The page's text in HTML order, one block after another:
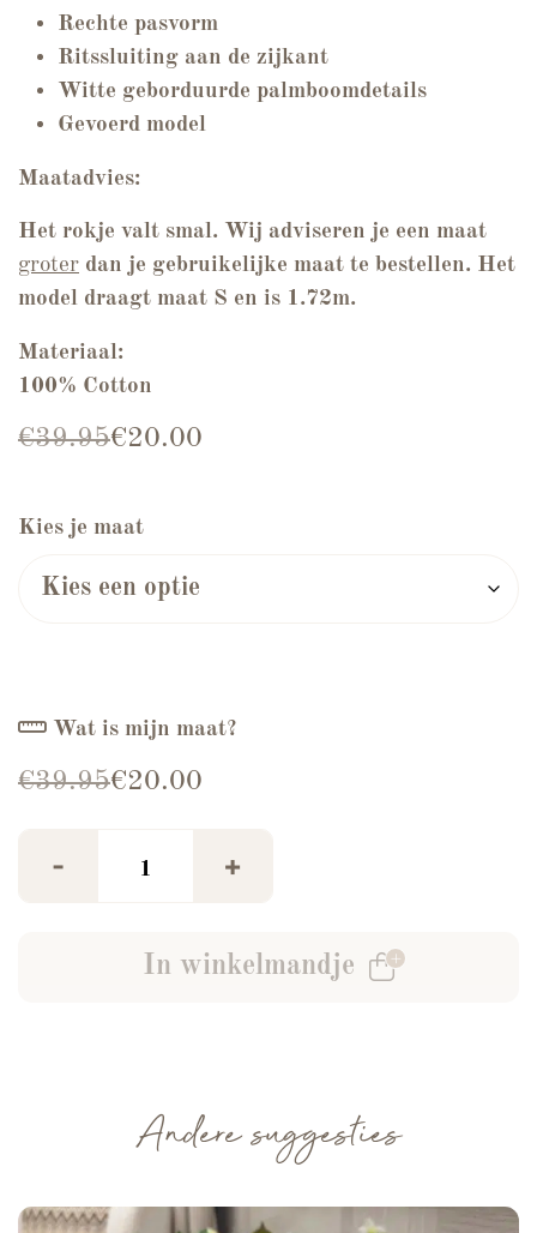
Rechte pasvorm
Ritssluiting aan de zijkant
Witte geborduurde palmboomdetails
Gevoerd model
Maatadvies:
Het rokje valt smal. Wij adviseren je een maat
groter dan je gebruikelijke maat te bestellen. Het
model draagt maat S en is 1.72m.
Materiaal:
100% Cotton
€39.95
Oorspronkelijke prijs was: €39.95.
€20.00
Huidige prijs is: €20.00.
Kies je maat
Wat is mijn maat?
€39.95
Oorspronkelijke prijs was: €39.95.
€20.00
Huidige prijs is: €20.00.
- +
In winkelmandje
Andere suggesties